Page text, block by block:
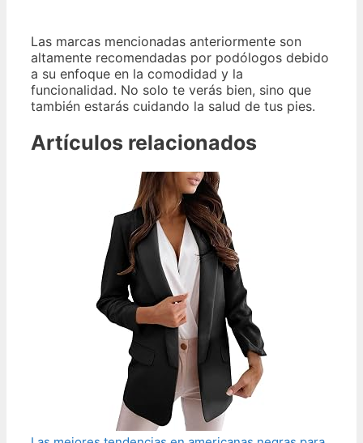
Las marcas mencionadas anteriormente son
altamente recomendadas por podólogos debido
a su enfoque en la comodidad y la
funcionalidad. No solo te verás bien, sino que
también estarás cuidando la salud de tus pies.
Artículos relacionados